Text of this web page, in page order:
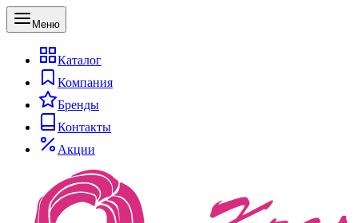
Меню
Каталог
Компания
Бренды
Контакты
Акции